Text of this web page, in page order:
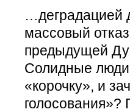
…деградацией
массовый
предыдущей
Солидные люди
«корочку», и
голосования»?